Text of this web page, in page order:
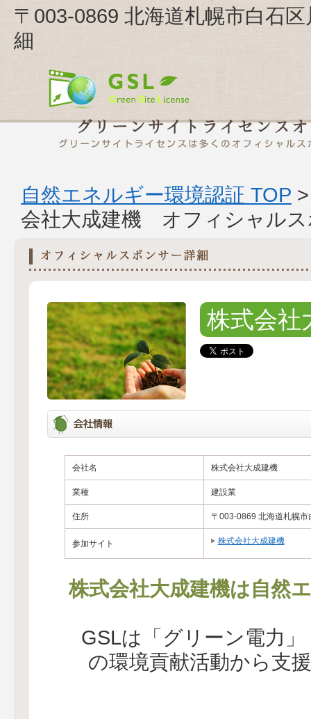
〒003-0869 北海道札幌市白石
細
自然エネルギー環境認証 TOP
会社大成建機 オフィシャルス
株式会社
会社名 株式会社大成建機
業種 建設業
住所 〒003-0869 北海道札幌
参加サイト 株式会社大成建機
株式会社大成建機は自然
GSLは「グリーン電力
の環境貢献活動から支